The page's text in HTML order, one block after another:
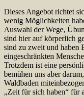
Dieses Angebot richtet
wenig Möglichkeiten
Auswahl der Wege,
sind hier auf körperlich
sind zu zweit und haben
eingeschränkten
Trotzdem ist eine
bemühen uns aber
Waldbaden
„Zeit für sich haben“ für